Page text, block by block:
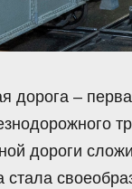
дорога –
дороги